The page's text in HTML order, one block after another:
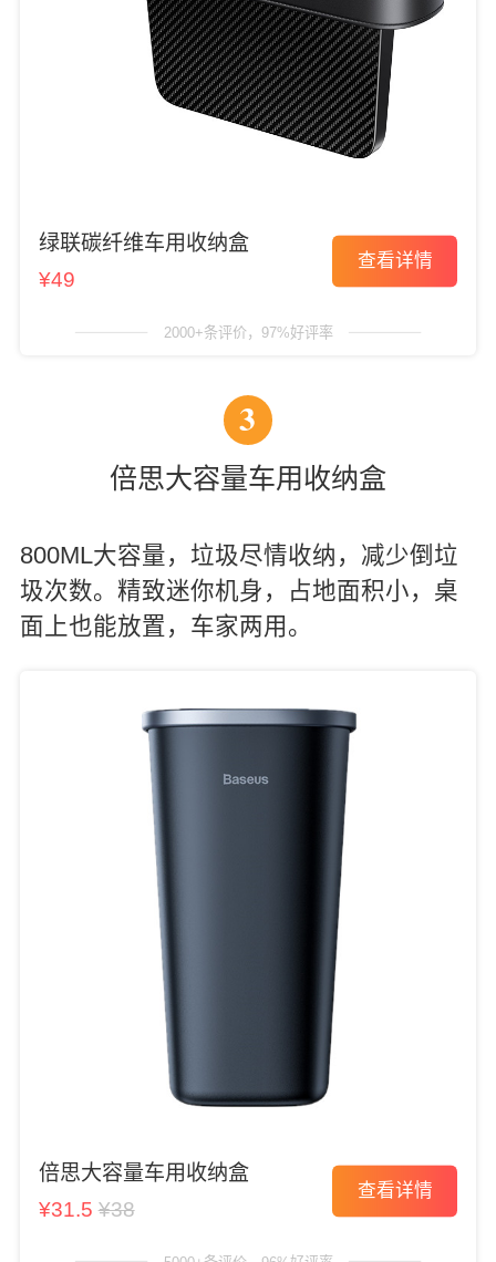
绿联碳纤维车用收纳盒
¥49
查看详情
2000+条评价，97%好评率
3
倍思大容量车用收纳盒
800ML大容量，垃圾尽情收纳，减少倒垃
圾次数。精致迷你机身，占地面积小，桌
面上也能放置，车家两用。
倍思大容量车用收纳盒
¥31.5 ¥38
查看详情